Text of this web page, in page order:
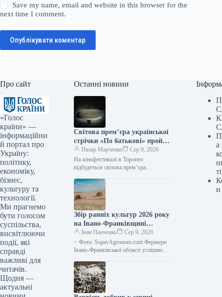
Save my name, email and website in this browser for the
next time I comment.
Опублікувати коментар
Про сайт
«Голос
країни» —
інформаційни
й портал про
Україну:
політику,
економіку,
бізнес,
культуру та
технології.
Ми прагнемо
бути голосом
суспільства,
висвітлюючи
події, які
справді
важливі для
читачів.
Щодня —
актуальні
Останні новини
Світова прем’єра української
стрічки «По батькові» пройде
на кінофестивалі в Торонто.
Назар Марченко
Сер 9, 2026
На кінофестивалі в Торонто
відбудеться світова прем’єра
09.08.2026 09:28 Укрінформ На 51-му
міжнародному кінофестивалі у
Торонто…
Збір ранніх культур 2026 року
на Івано-Франківщині
закінчено, середня
врожайність зернових – 5,64
тонни з гектара, повідомляє
Іван Панченко
Сер 9, 2026
> Фото: SuperAgronom.com Фермери
Івано-Франківської області успішно
зернобобових культур. Згідно з
оперативними відомостями від
департаменту…
а
ті
и